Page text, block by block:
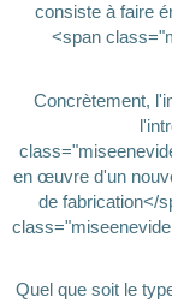
consiste à faire
<span
Concrètement,
en œuvre d'un
de fabrication</
Quel que soit le